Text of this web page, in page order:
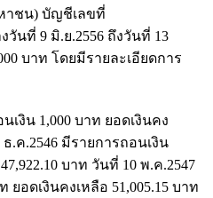
าชน) บัญชีเลขที่
นที่ 9 มิ.ย.2556 ถึงวันที่ 13
บาท โดยมีรายละเอียดการ
เงิน 1,000 บาท ยอดเงินคง
ธ.ค.2546 มีรายการถอนเงิน
บาท วันที่ 10 พ.ค.2547
ยอดเงินคงเหลือ 51,005.15 บาท